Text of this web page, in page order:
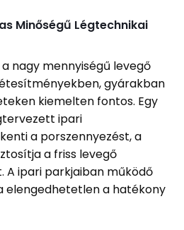
Minőségű Légtechnikai
nagy mennyiségű levegő
gyárakban
kiemelten fontos. Egy
ipari
a porszennyezést, a
a friss levegő
A ipari parkjaiban működő
elengedhetetlen a hatékony